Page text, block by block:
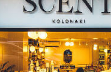
ΚΡΕΜΑ ΣΩΜΑΤΟ
Σ ΜΕ argan oil